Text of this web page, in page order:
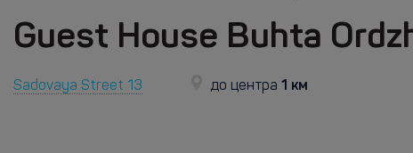
Guest House Buhta
Sadovaya Street 13 до центра 1 км